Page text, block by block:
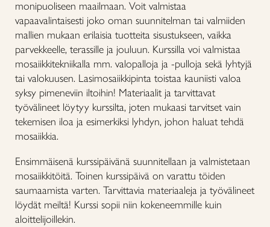
monipuoliseen maailmaan. Voit valmistaa
vapaavalintaisesti joko oman suunnitelman tai valmiiden
mallien mukaan erilaisia tuotteita sisustukseen, vaikka
parvekkeelle, terassille ja jouluun. Kurssilla voi valmistaa
mosaiikkitekniikalla mm. valopalloja ja -pulloja sekä lyhtyjä
tai valokuusen. Lasimosaiikkipinta toistaa kauniisti valoa
syksy pimeneviin iltoihin! Materiaalit ja tarvittavat
työvälineet löytyy kurssilta, joten mukaasi tarvitset vain
tekemisen iloa ja esimerkiksi lyhdyn, johon haluat tehdä
mosaiikkia.
Ensimmäisenä kurssipäivänä suunnitellaan ja valmistetaan
mosaiikkitöitä. Toinen kurssipäivä on varattu töiden
saumaamista varten. Tarvittavia materiaaleja ja työvälineet
löydät meiltä! Kurssi sopii niin kokeneemmille kuin
aloittelijoillekin.